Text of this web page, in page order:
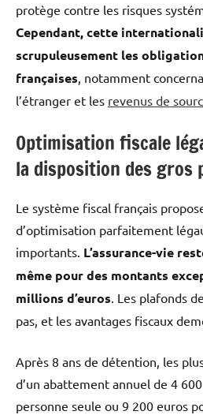
protège contre les risques
Cependant, cette
scrupuleusement les
françaises , notamment
l’étranger et les revenus de
Optimisation fiscale
la disposition des gros
Le système fiscal français
d’optimisation parfaitement
importants. L’assurance-vie
même pour des montants
millions d’euros . Les plafonds
pas, et les avantages fiscaux
Après 8 ans de détention, les
d’un abattement annuel de 4
personne seule ou 9 200 euros